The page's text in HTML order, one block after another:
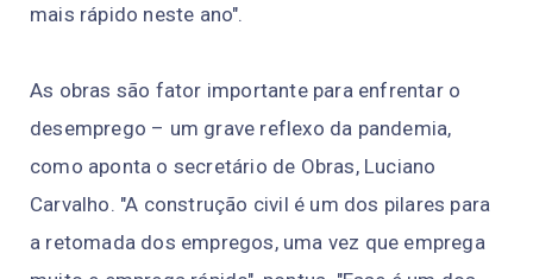
mais rápido neste ano".
As obras são fator importante para enfrentar o
desemprego – um grave reflexo da pandemia,
como aponta o secretário de Obras, Luciano
Carvalho. "A construção civil é um dos pilares para
a retomada dos empregos, uma vez que emprega